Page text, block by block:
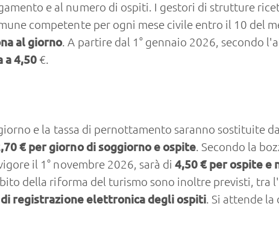
e al numero di ospiti. I gestori di strutture
competente per ogni mese civile entro il 10 del
al giorno. A partire dal 1° gennaio 2026, secondo
a 4,50€.
e la tassa di pernottamento saranno sostituite
€ per giorno di soggiorno e ospite. Secondo la
il 1° novembre 2026, sarà di 4,50 € per ospite e
della riforma del turismo sono inoltre previsti,
registrazione elettronica degli ospiti. Si attende